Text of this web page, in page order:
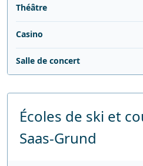
Théâtre
Casino
Salle de concert
Écoles de ski et
Saas-Grund